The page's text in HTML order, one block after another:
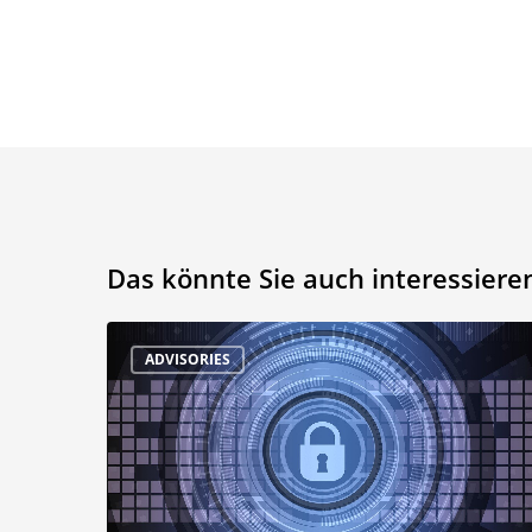
Das könnte Sie auch
ADVISORIES
SINEC
INS:
Web-
Login
zu
Root-